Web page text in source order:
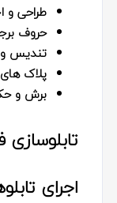
طراحی و
حروف
تندیس
پلاک های
برش و
اجرای